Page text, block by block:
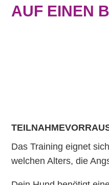
AUF EINEN
Das Training eignet
welchen Alters, die